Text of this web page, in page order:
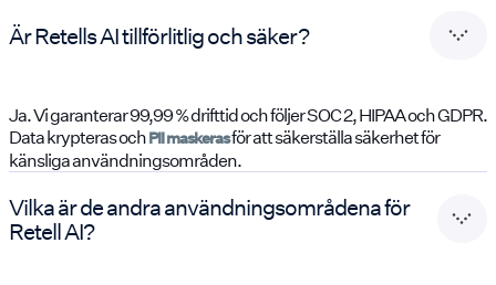
Är Retells AI tillförlitlig och säker?
Ja. Vi garanterar 99,99 % drifttid och följer SOC 2, HIPAA och GDPR.
Data krypteras ochPII maskerasför att säkerställa säkerhet för
känsliga användningsområden.
Vilka är de andra användningsområdena för
Retell AI?